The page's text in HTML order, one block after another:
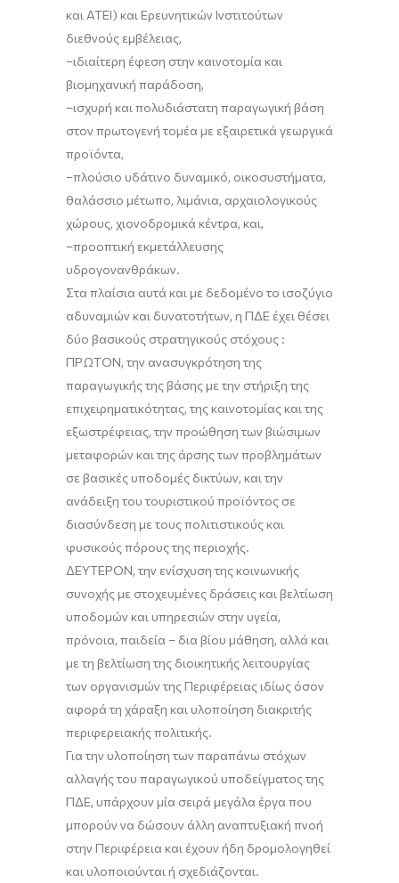
και ΑΤΕΙ) και Ερευνητικών Ινστιτούτων
διεθνούς εμβέλειας,
–ιδιαίτερη έφεση στην καινοτομία και
βιομηχανική παράδοση,
–ισχυρή και πολυδιάστατη παραγωγική βάση
στον πρωτογενή τομέα με εξαιρετικά γεωργικά
προϊόντα,
–πλούσιο υδάτινο δυναμικό, οικοσυστήματα,
θαλάσσιο μέτωπο, λιμάνια, αρχαιολογικούς
χώρους, χιονοδρομικά κέντρα, και,
–προοπτική εκμετάλλευσης
υδρογονανθράκων.
Στα πλαίσια αυτά και με δεδομένο το ισοζύγιο
αδυναμιών και δυνατοτήτων, η ΠΔΕ έχει θέσει
δύο βασικούς στρατηγικούς στόχους :
ΠΡΩΤΟΝ, την ανασυγκρότηση της
παραγωγικής της βάσης με την στήριξη της
επιχειρηματικότητας, της καινοτομίας και της
εξωστρέφειας, την προώθηση των βιώσιμων
μεταφορών και της άρσης των προβλημάτων
σε βασικές υποδομές δικτύων, και την
ανάδειξη του τουριστικού προϊόντος σε
διασύνδεση με τους πολιτιστικούς και
φυσικούς πόρους της περιοχής.
ΔΕΥΤΕΡΟΝ, την ενίσχυση της κοινωνικής
συνοχής με στοχευμένες δράσεις και βελτίωση
υποδομών και υπηρεσιών στην υγεία,
πρόνοια, παιδεία – δια βίου μάθηση, αλλά και
με τη βελτίωση της διοικητικής λειτουργίας
των οργανισμών της Περιφέρειας ιδίως όσον
αφορά τη χάραξη και υλοποίηση διακριτής
περιφερειακής πολιτικής.
Για την υλοποίηση των παραπάνω στόχων
αλλαγής του παραγωγικού υποδείγματος της
ΠΔΕ, υπάρχουν μία σειρά μεγάλα έργα που
μπορούν να δώσουν άλλη αναπτυξιακή πνοή
στην Περιφέρεια και έχουν ήδη δρομολογηθεί
και υλοποιούνται ή σχεδιάζονται.